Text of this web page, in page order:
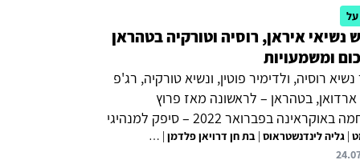
נשיאי איראן, רוסיה וטורקיה בטהראן
ומשמעויות
נשיא רוסיה, ולדימיר פוטין, ונשיא טורקיה, רג'פ
בטהראן – לראשונה מאז פרוץ
המלחמה באוקראינה בפברואר 2022 – סיפק למנהיגי
הזדמנות להפגין את השותפות ביניהן
ולדון באתגרים הניצבים בפניהן בזירות
| גליה לינדנשטראוס| בת חן דרויאן פלדמן| ארקדי מיל-מן